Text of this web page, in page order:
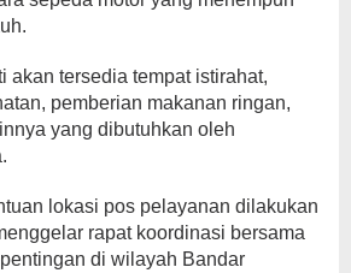
akan tersedia tempat istirahat,
pemberian makanan ringan,
yang dibutuhkan oleh
lokasi pos pelayanan dilakukan
rapat koordinasi bersama
di wilayah Bandar